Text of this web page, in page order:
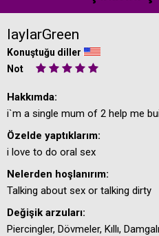
laylarGreen
Konuştuğu diller
Not
Hakkımda:
i`m a single mum of 2 help me
Özelde yaptıklarım:
i love to do oral sex
Nelerden hoşlanırım:
Talking about sex or talking dirty
Değişik arzuları:
Piercingler, Dövmeler, Kıllı, Damgalı